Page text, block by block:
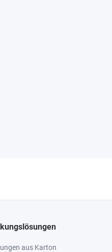
aus Karton